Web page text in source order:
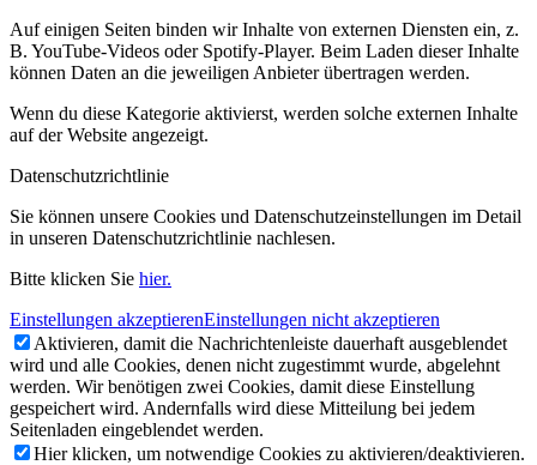
Auf einigen Seiten binden wir Inhalte von externen Diensten ein, z.
B. YouTube-Videos oder Spotify-Player. Beim Laden dieser Inhalte
können Daten an die jeweiligen Anbieter übertragen werden.
Wenn du diese Kategorie aktivierst, werden solche externen Inhalte
auf der Website angezeigt.
Datenschutzrichtlinie
Sie können unsere Cookies und Datenschutzeinstellungen im Detail
in unseren Datenschutzrichtlinie nachlesen.
Bitte klicken Sie hier.
Einstellungen akzeptierenEinstellungen nicht akzeptieren
Aktivieren, damit die Nachrichtenleiste dauerhaft ausgeblendet
wird und alle Cookies, denen nicht zugestimmt wurde, abgelehnt
werden. Wir benötigen zwei Cookies, damit diese Einstellung
gespeichert wird. Andernfalls wird diese Mitteilung bei jedem
Seitenladen eingeblendet werden.
Hier klicken, um notwendige Cookies zu aktivieren/deaktivieren.